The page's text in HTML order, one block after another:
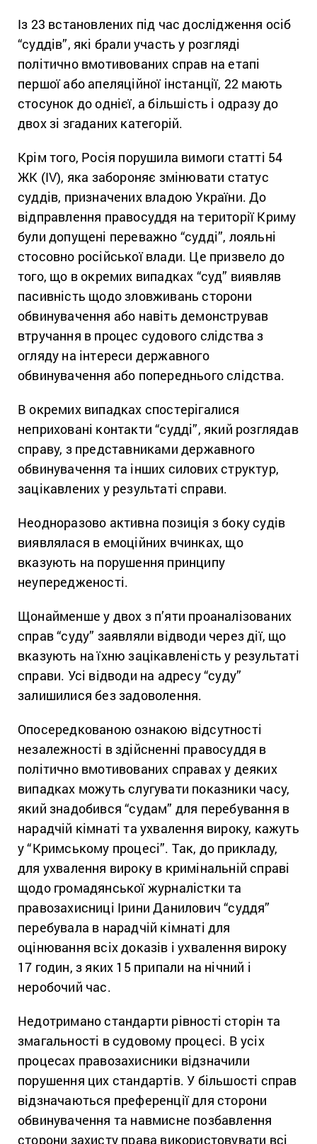
Із 23 встановлених під час дослідження осіб
“суддів”, які брали участь у розгляді
політично вмотивованих справ на етапі
першої або апеляційної інстанції, 22 мають
стосунок до однієї, а більшість і одразу до
двох зі згаданих категорій.
Крім того, Росія порушила вимоги статті 54
ЖК (IV), яка забороняє змінювати статус
суддів, призначених владою України. До
відправлення правосуддя на території Криму
були допущені переважно “судді”, лояльні
стосовно російської влади. Це призвело до
того, що в окремих випадках “суд” виявляв
пасивність щодо зловживань сторони
обвинувачення або навіть демонстрував
втручання в процес судового слідства з
огляду на інтереси державного
обвинувачення або попереднього слідства.
В окремих випадках спостерігалися
неприховані контакти “судді”, який розглядав
справу, з представниками державного
обвинувачення та інших силових структур,
зацікавлених у результаті справи.
Неодноразово активна позиція з боку судів
виявлялася в емоційних вчинках, що
вказують на порушення принципу
неупередженості.
Щонайменше у двох з п’яти проаналізованих
справ “суду” заявляли відводи через дії, що
вказують на їхню зацікавленість у результаті
справи. Усі відводи на адресу “суду”
залишилися без задоволення.
Опосередкованою ознакою відсутності
незалежності в здійсненні правосуддя в
політично вмотивованих справах у деяких
випадках можуть слугувати показники часу,
який знадобився “судам” для перебування в
нарадчій кімнаті та ухвалення вироку, кажуть
у “Кримському процесі”. Так, до прикладу,
для ухвалення вироку в кримінальній справі
щодо громадянської журналістки та
правозахисниці Ірини Данилович “суддя”
перебувала в нарадчій кімнаті для
оцінювання всіх доказів і ухвалення вироку
17 годин, з яких 15 припали на нічний і
неробочий час.
Недотримано стандарти рівності сторін та
змагальності в судовому процесі. В усіх
процесах правозахисники відзначили
порушення цих стандартів. У більшості справ
відзначаються преференції для сторони
обвинувачення та навмисне позбавлення
сторони захисту права використовувати всі